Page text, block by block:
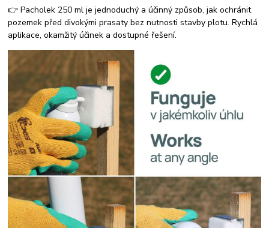
👉 Pacholek 250 ml je jednoduchý a účinný způsob, jak ochránit
pozemek před divokými prasaty bez nutnosti stavby plotu. Rychlá
aplikace, okamžitý účinek a dostupné řešení.